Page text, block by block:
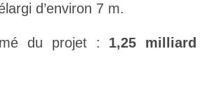
d’environ 7 m.
du projet : 1,25 milliard